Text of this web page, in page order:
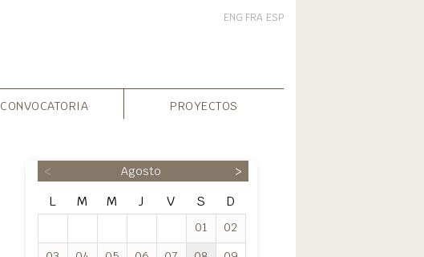
ENG FRA ESP
CONVOCATORIA PROYECTOS
< Agosto >
L M M J V S D
01
02